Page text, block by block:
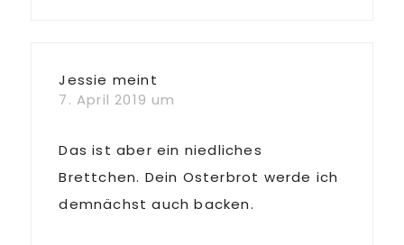
Jessie meint
7. April 2019 um
Das ist aber ein niedliches
Brettchen. Dein Osterbrot werde ich
demnächst auch backen.